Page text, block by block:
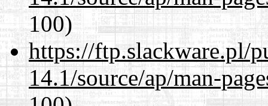
100)
https://ftp.slackware.pl/
14.1/source/ap/man-